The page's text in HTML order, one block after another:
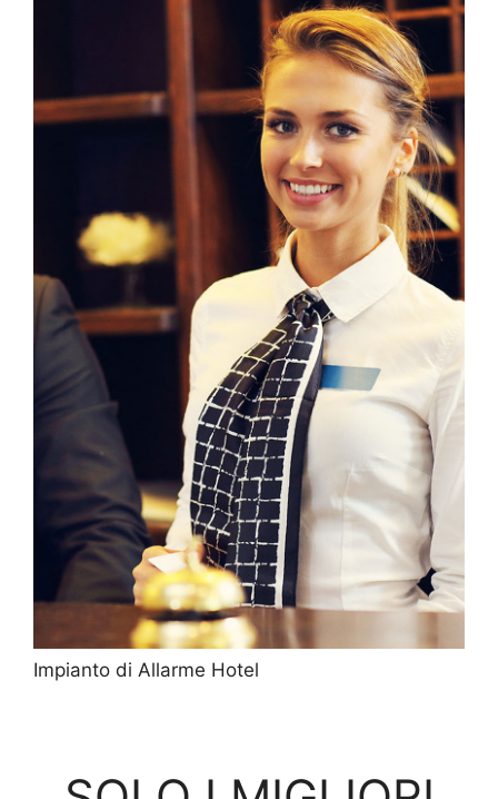
Impianto di Allarme Hotel